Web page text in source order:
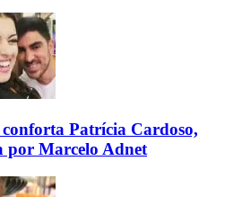
Patrícia Cardoso,
por Marcelo Adnet